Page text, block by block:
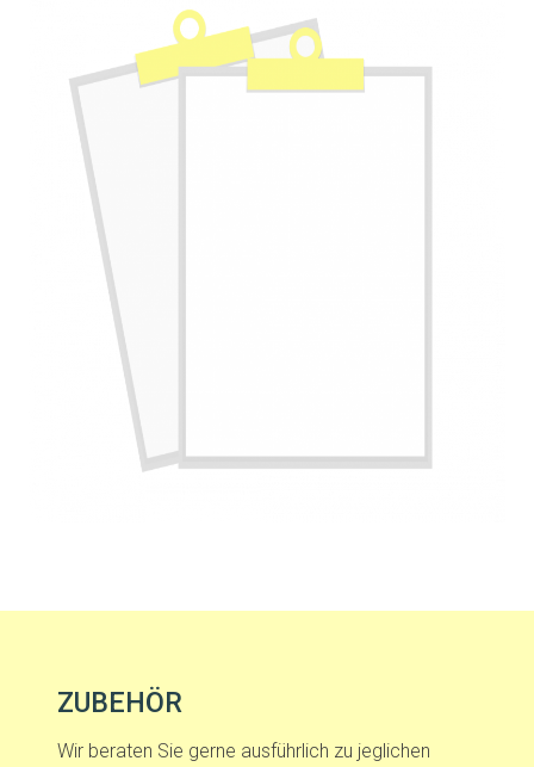
ZUBEHÖR
Wir beraten Sie gerne ausführlich zu jeglichen